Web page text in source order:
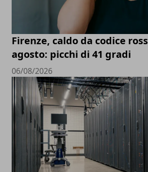
Firenze, caldo da codice
agosto: picchi di 41 gradi
06/08/2026